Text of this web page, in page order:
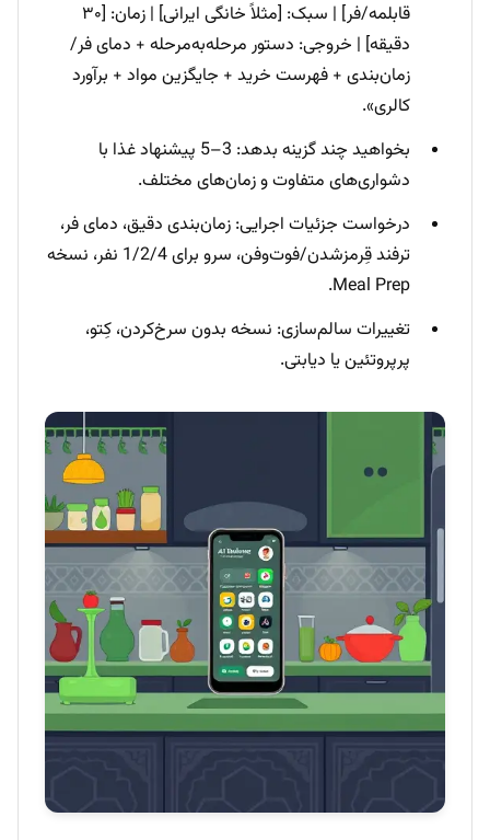
قابلمه/فر] | سبک: [مثلاً خانگی ایرانی] | زمان: [۳۰
دقیقه] | خروجی: دستور مرحله‌به‌مرحله + دمای فر/
زمان‌بندی + فهرست خرید + جایگزین مواد + برآورد
کالری».
بخواهید چند گزینه بدهد: 3–5 پیشنهاد غذا با
دشواری‌های متفاوت و زمان‌های مختلف.
درخواست جزئیات اجرایی: زمان‌بندی دقیق، دمای فر،
ترفند قِرمزشدن/فوت‌وفن، سرو برای 1/2/4 نفر، نسخه
Meal Prep.
تغییرات سالم‌سازی: نسخه بدون سرخ‌کردن، کِتو،
پرپروتئین یا دیابتی.